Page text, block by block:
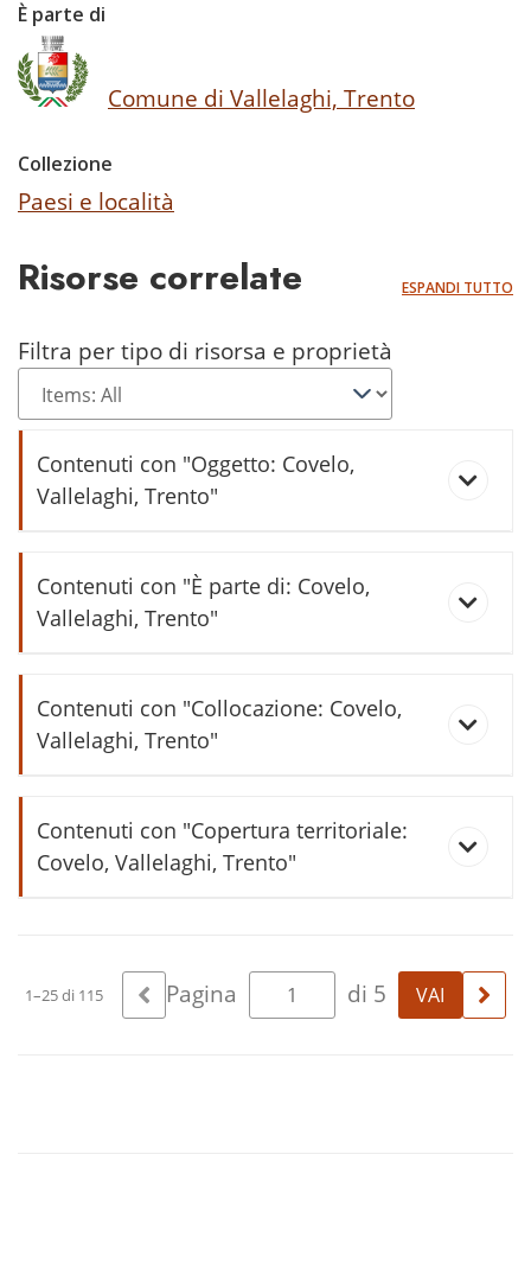
È parte di
Comune di Vallelaghi, Trento
Collezione
Paesi e località
Risorse correlate ESPANDI TUTTO
Filtra per tipo di risorsa e proprietà
Contenuti con "Oggetto: Covelo,
Vallelaghi, Trento"
Vallelaghi informa (2017/3)
Contenuti con "È parte di: Covelo,
Vallelaghi, Trento"
Maso Ariol, Vallelaghi, Trento
Contenuti con "Collocazione: Covelo,
Vallelaghi, Trento"
Contenuti con "Copertura territoriale:
Covelo, Vallelaghi, Trento"
1–25 di 115 Pagina di 5